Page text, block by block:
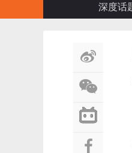
深度话